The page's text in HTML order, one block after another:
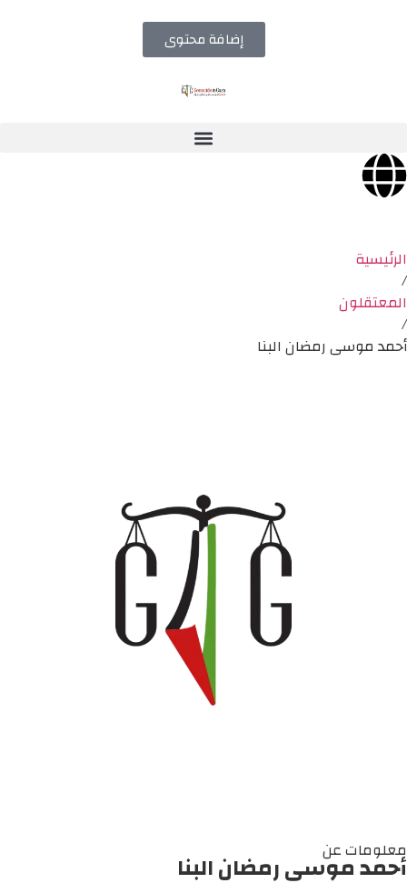
إضافة محتوى
الرئيسية
/
المعتقلون
/
أحمد موسى رمضان البنا
معلومات عن
أحمد موسى رمضان البنا